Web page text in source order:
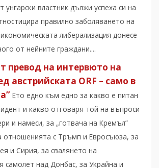
унгарски властник дължи успеха си на
правилно заболяването на
либерализация донесе
от нейните граждани....
превод на интервюто на
австрийската ORF – само в
Ето едно към едно за какво е питан
и какво отговаря той на въпроси
и намеси, за „готвача на Кремъл”
отношенията с Тръмп и Евросъюза, за
и Сирия, за свалянето на
самолет над Донбас, за Украйна и